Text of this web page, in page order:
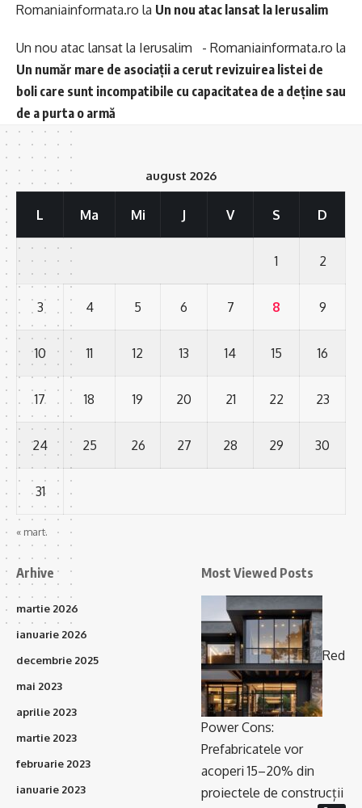
Romaniainformata.ro la Un nou atac lansat la Ierusalim
Un nou atac lansat la Ierusalim - Romaniainformata.ro la
Un număr mare de asociații a cerut revizuirea listei de
boli care sunt incompatibile cu capacitatea de a deține sau
de a purta o armă
august 2026
L Ma Mi J V S D
1 2
3 4 5 6 7 8 9
10 11 12 13 14 15 16
17 18 19 20 21 22 23
24 25 26 27 28 29 30
31
« mart.
Arhive
martie 2026
ianuarie 2026
decembrie 2025
mai 2023
aprilie 2023
martie 2023
februarie 2023
ianuarie 2023
Most Viewed Posts
Red
Power Cons:
Prefabricatele vor
acoperi 15–20% din
proiectele de construcții